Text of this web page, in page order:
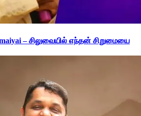
– சிலுவையில் எந்தன் சிறுமையை